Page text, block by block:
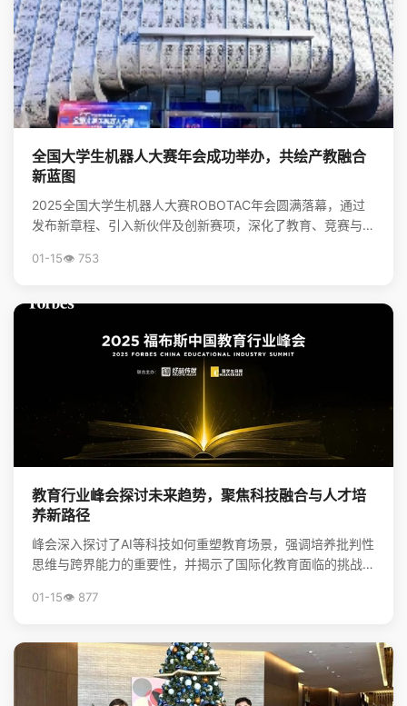
全国大学生机器人大赛年会成功举办，共绘产教融合
新蓝图
2025全国大学生机器人大赛ROBOTAC年会圆满落幕，通过
发布新章程、引入新伙伴及创新赛项，深化了教育、竞赛与产
01-15👁️ 753
教育行业峰会探讨未来趋势，聚焦科技融合与人才培
养新路径
峰会深入探讨了AI等科技如何重塑教育场景，强调培养批判性
思维与跨界能力的重要性，并揭示了国际化教育面临的挑战与
01-15👁️ 877